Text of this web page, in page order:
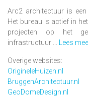
Arc2 architectuur is een
Het bureau is actief in
projecten op het
infrastructuur ...
Lees
Overige websites:
OrigineleHuizen.nl
BruggenArchitectuur.nl
GeoDomeDesign.nl